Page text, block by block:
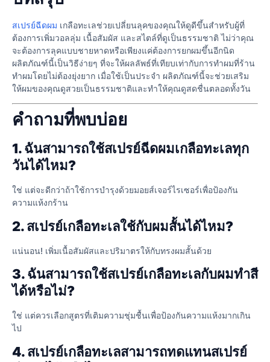
สเปรย์ฉีดผม เกลือทะเลช่วยเปลี่ยนลุคของคุณให้ดูดีขึ้นสำหรับผู้ที่
ต้องการเพิ่มวอลลุ่ม เนื้อสัมผัส และสไตล์ที่ดูเป็นธรรมชาติ ไม่ว่าคุณ
จะต้องการลุคแบบชายหาดหรือเพียงแค่ต้องการยกผมขึ้นอีกนิด
ผลิตภัณฑ์นี้เป็นวิธีง่ายๆ ที่จะให้ผลลัพธ์ที่เทียบเท่ากับการทำผมที่ร้าน
ทำผมโดยไม่ต้องยุ่งยาก เมื่อใช้เป็นประจำ ผลิตภัณฑ์นี้จะช่วยเสริม
ให้ผมของคุณดูสวยเป็นธรรมชาติและทำให้คุณดูสดชื่นตลอดทั้งวัน
คําถามที่พบบ่อย
1. ฉันสามารถใช้สเปรย์ฉีดผมเกลือทะเลทุก
วันได้ไหม?
ใช่ แต่จะดีกว่าถ้าใช้การบำรุงด้วยมอยส์เจอร์ไรเซอร์เพื่อป้องกัน
ความแห้งกร้าน
2. สเปรย์เกลือทะเลใช้กับผมสั้นได้ไหม?
แน่นอน! เพิ่มเนื้อสัมผัสและปริมาตรให้กับทรงผมสั้นด้วย
3. ฉันสามารถใช้สเปรย์เกลือทะเลกับผมทำสี
ได้หรือไม่?
ใช่ แต่ควรเลือกสูตรที่เติมความชุ่มชื้นเพื่อป้องกันความแห้งมากเกิน
ไป
4. สเปรย์เกลือทะเลสามารถทดแทนสเปรย์